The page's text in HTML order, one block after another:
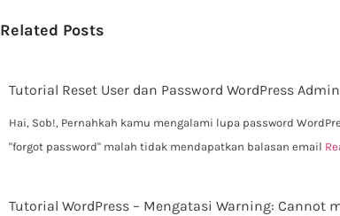
Related Posts
Tutorial Reset User dan Password WordPress Admin
Hai, Sob!, Pernahkah kamu mengalami lupa password
"forgot password" malah tidak mendapatkan balasan email
Tutorial WordPress – Mengatasi Warning: Cannot